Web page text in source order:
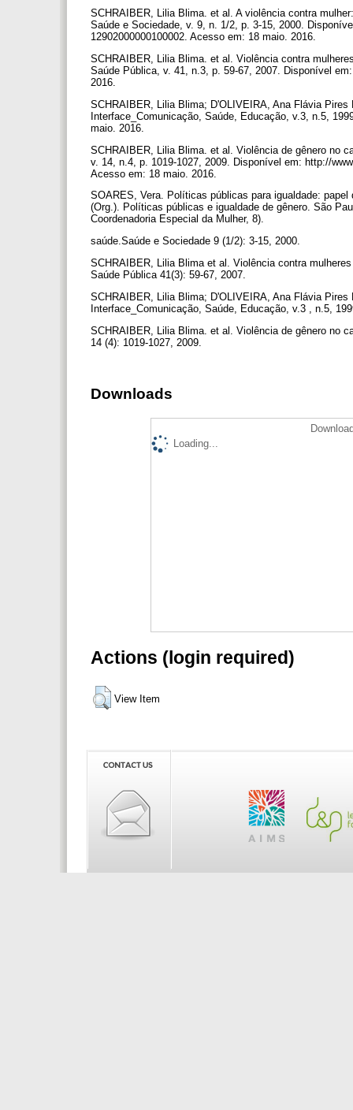
SCHRAIBER, Lilia Blima. et al. A violência contra
Saúde e Sociedade, v. 9, n. 1/2, p. 3-15, 2000.
12902000000100002. Acesso em: 18 maio. 2016.
SCHRAIBER, Lilia Blima. et al. Violência contra
Saúde Pública, v. 41, n.3, p. 59-67, 2007. Disponível
2016.
SCHRAIBER, Lilia Blima; D'OLIVEIRA, Ana Flávia
Interface_Comunicação, Saúde, Educação, v.3, n.5,
maio. 2016.
SCHRAIBER, Lilia Blima. et al. Violência de gênero no
v. 14, n.4, p. 1019-1027, 2009. Disponível em: http://
Acesso em: 18 maio. 2016.
SOARES, Vera. Políticas públicas para igualdade:
(Org.). Políticas públicas e igualdade de gênero. São
Coordenadoria Especial da Mulher, 8).
saúde.Saúde e Sociedade 9 (1/2): 3-15, 2000.
SCHRAIBER, Lilia Blima et al. Violência contra
Saúde Pública 41(3): 59-67, 2007.
SCHRAIBER, Lilia Blima; D'OLIVEIRA, Ana Flávia
Interface_Comunicação, Saúde, Educação, v.3 , n.5,
SCHRAIBER, Lilia Blima. et al. Violência de gênero no
14 (4): 1019-1027, 2009.
Downloads
Loading...
Actions (login required)
View Item